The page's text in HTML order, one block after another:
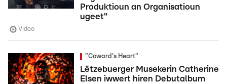
Produktioun an Organisatioun
ugeet"
Video
"Coward's Heart"
Lëtzebuerger Musekerin Catherine
Elsen iwwert hiren Debutalbum